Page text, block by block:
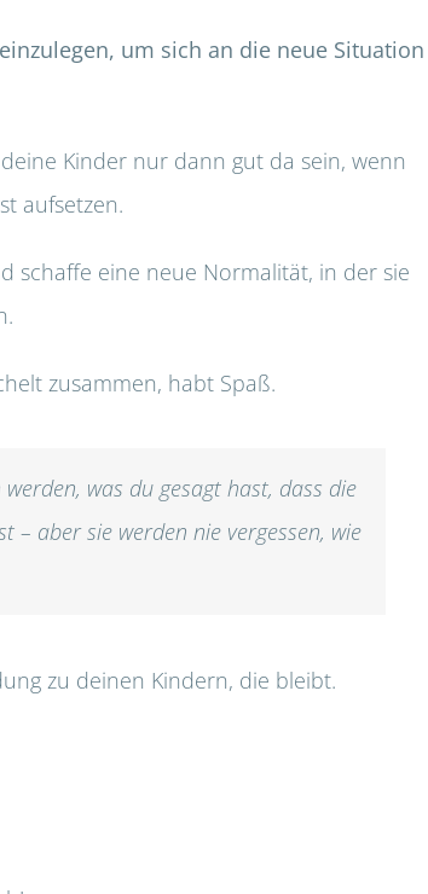
um sich an die neue Situation
Kinder nur dann gut da sein, wenn
aufsetzen.
schaffe eine neue Normalität, in der sie
zusammen, habt Spaß.
was du gesagt hast, dass die
– aber sie werden nie vergessen, wie
zu deinen Kindern, die bleibt.